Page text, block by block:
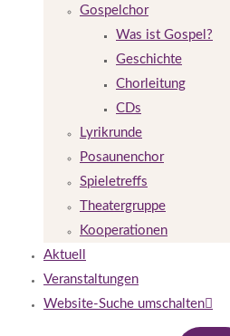
Gospelchor
Was ist Gospel?
Geschichte
Chorleitung
CDs
Lyrikrunde
Posaunenchor
Spieletreffs
Theatergruppe
Kooperationen
Aktuell
Veranstaltungen
Website-Suche umschalten